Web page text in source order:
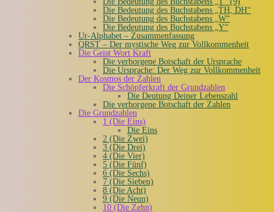
Die Bedeutung des Buchstabens „TH, DH“
Die Bedeutung des Buchstabens „W“
Die Bedeutung des Buchstabens „Y“
Ur-Alphabet – Zusammenfassung
QRST – Der mystische Weg zur Vollkommenheit
Die Geist Wort Kraft
Die verborgene Botschaft der Ursprache
Die Ursprache: Der Weg zur Vollkommenheit
Der Kosmos der Zahlen
Die Schöpferkraft der Grundzahlen
Die Deutung Deiner Lebenszahl
Die verborgene Botschaft der Zahlen
Die Grundzahlen
1 (Die Eins)
Die Eins
2 (Die Zwei)
3 (Die Drei)
4 (Die Vier)
5 (Die Fünf)
6 (Die Sechs)
7 (Die Sieben)
8 (Die Acht)
9 (Die Neun)
10 (Die Zehn)